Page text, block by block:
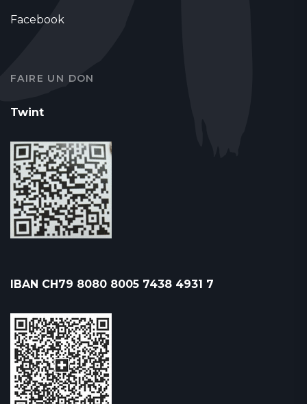
Facebook
FAIRE UN DON
Twint
IBAN CH79 8080 8005 7438 4931 7